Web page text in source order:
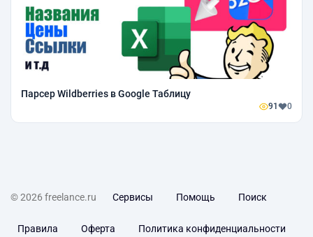
Парсер Wildberries в Google Таблицу
91 0
© 2026 freelance.ru Сервисы Помощь Поиск
Правила Оферта Политика конфиденциальности